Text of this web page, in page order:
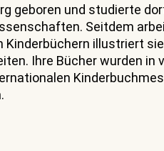
geboren und studierte
Seitdem
Kinderbüchern illustriert
Ihre Bücher wurden in